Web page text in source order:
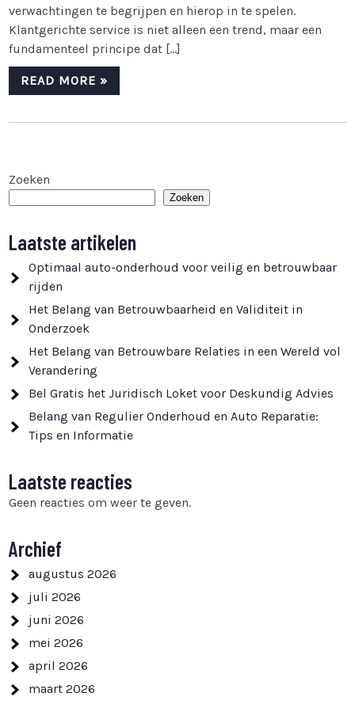
verwachtingen te begrijpen en hierop in te spelen.
Klantgerichte service is niet alleen een trend, maar een
fundamenteel principe dat […]
READ MORE »
Zoeken
Zoeken
Laatste artikelen
Optimaal auto-onderhoud voor veilig en betrouwbaar
rijden
Het Belang van Betrouwbaarheid en Validiteit in
Onderzoek
Het Belang van Betrouwbare Relaties in een Wereld vol
Verandering
Bel Gratis het Juridisch Loket voor Deskundig Advies
Belang van Regulier Onderhoud en Auto Reparatie:
Tips en Informatie
Laatste reacties
Geen reacties om weer te geven.
Archief
augustus 2026
juli 2026
juni 2026
mei 2026
april 2026
maart 2026